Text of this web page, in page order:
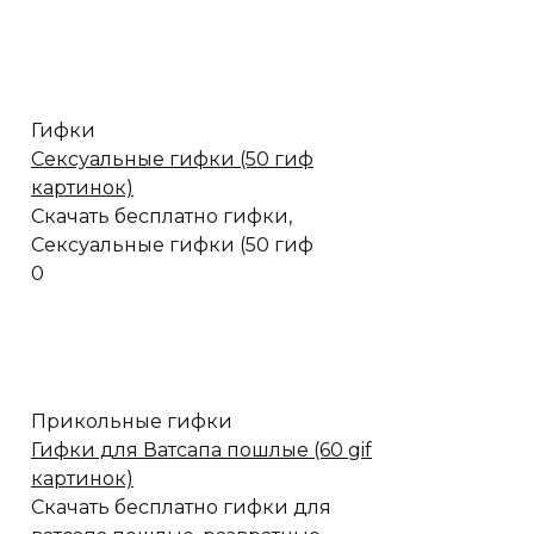
Гифки
Сексуальные гифки (50 гиф
картинок)
Скачать бесплатно гифки,
Сексуальные гифки (50 гиф
0
Прикольные гифки
Гифки для Ватсапа пошлые (60 gif
картинок)
Скачать бесплатно гифки для